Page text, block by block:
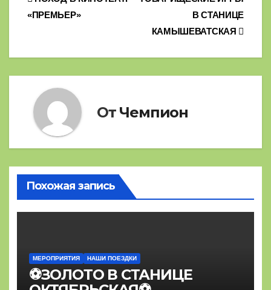
записям
В СТАНИЦЕ
КАМЫШЕВАТСКАЯ
«ПРЕМЬЕР»
От Чемпион
Похожая запись
МЕРОПРИЯТИЯ НАШИ ПОЕЗДКИ
⚽ЗОЛОТО В СТАНИЦЕ